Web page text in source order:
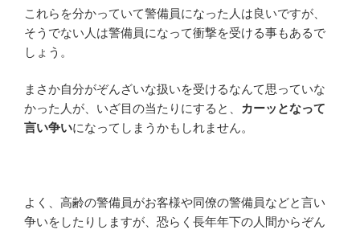
これらを分かっていて警備員になった人は良いですが、
そうでない人は警備員になって衝撃を受ける事もあるで
しょう。
まさか自分がぞんざいな扱いを受けるなんて思っていな
かった人が、いざ目の当たりにすると、
カーッとなって
言い争いになってしまうかもしれません。
よく、高齢の警備員がお客様や同僚の警備員などと言い
争いをしたりしますが、恐らく長年年下の人間からぞん